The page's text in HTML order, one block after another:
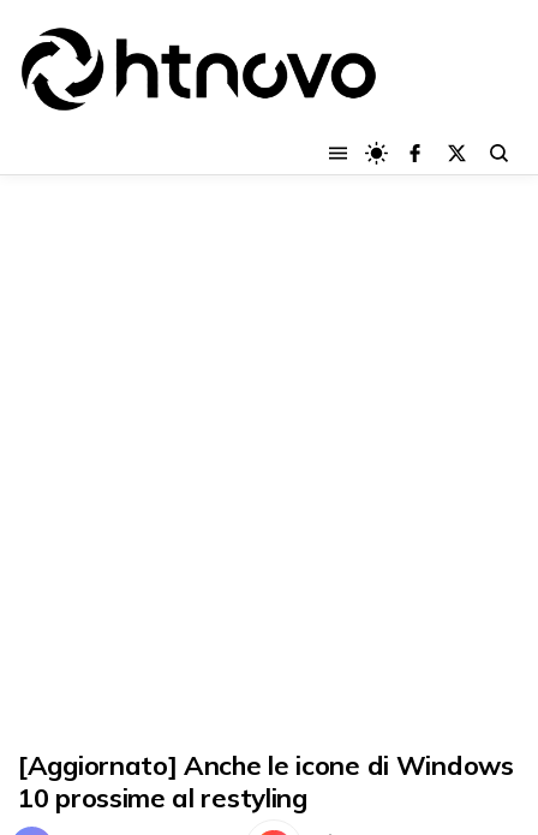
[Aggiornato] Anche le icone di Windows
10 prossime al restyling